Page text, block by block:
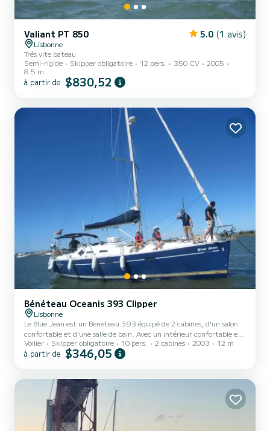
Valiant PT 850 5.0 (1 avis)
Lisbonne
Trés vite bateau
Semi-rigide
Skipper obligatoire 12 pers. 350 CV
2005
8.5 m
à partir de $830,52
Bénéteau Oceanis 393 Clipper
Lisbonne
Le Blue Jean est un Beneteau 393 équipé de 2 cabines, d'un salon
confortable et d'une salle de bain. Avec un intérieur confortable et
des espaces extérieurs qui vous invitent à vous détendre tout en
profitant de la vue, en prenant un bain de soleil et en plongeant
Beneteau 393 de 12 mètres et a une capacité de 10 passagers et 2
membres d'équipage. Il offre des int...
Voilier Skipper obligatoire 10 pers. 2 cabines 2003 12 m
à partir de $346,05